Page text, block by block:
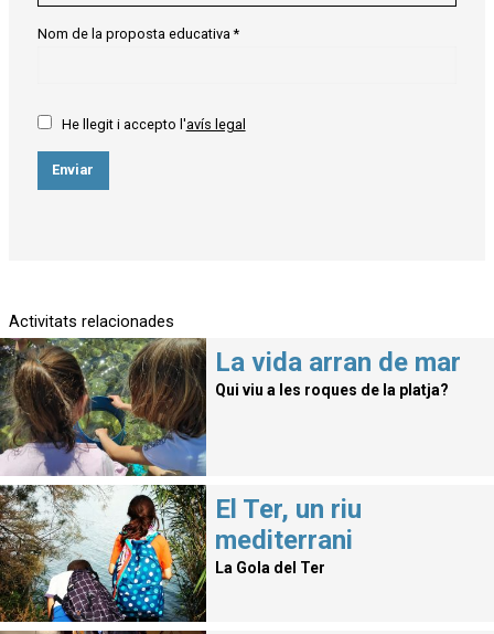
Nom de la proposta educativa*
He llegit i accepto l'avís legal
Enviar
Activitats relacionades
La vida arran de mar
Qui viu a les roques de la platja?
El Ter, un riu
mediterrani
La Gola del Ter